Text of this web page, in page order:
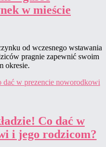
w mieście
od wczesnego wstawania
pragnie zapewnić swoim
okresie.
Co dać w
i jego rodzicom?